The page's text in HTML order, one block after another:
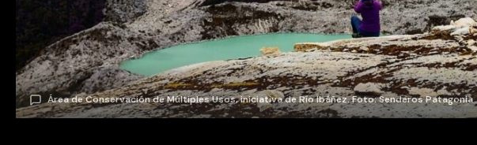
Área de Conservación de Múltiples Usos, iniciativa de Río Ibáñez. Foto: Senderos Patagonia